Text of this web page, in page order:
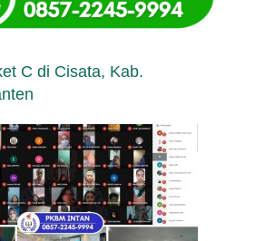
C di Cisata, Kab.